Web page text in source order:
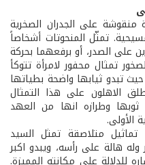
منقوشة على الجدران الصخرية
تمثّل المنحوتات أشخاصاً
على الصدر، أو برفعهما بحركة
تمثال محفور لامرأة تتوكأ
تبدو ثيابها واضحة بطياتها
الاهلون على هذا التمثال
وطرازه انها من العهد
الأولى.
متلاصقة تمثل السيد
هالة على رأسه، ويبدو اكبر
للدلالة على مكانته المميزة.